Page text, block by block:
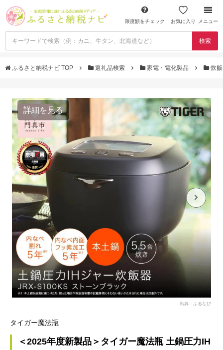
限度額をチェック お気に入り メニュー
検索
ふるさと納税ナビ TOP 返礼品検索 家電・電化製品 炊
詳細を見る
出典：ふるなび
タイガー魔法瓶
＜2025年度新製品＞タイガー魔法瓶 土鍋圧力IH